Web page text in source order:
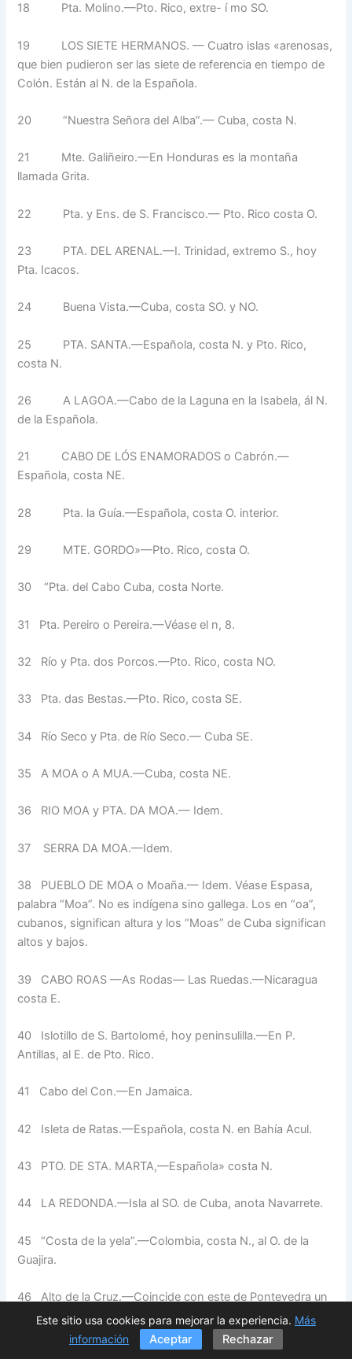
18 Pta. Molino.—Pto. Rico, extre- í mo SO.
19 LOS SIETE HERMANOS. — Cuatro islas «arenosas,
que bien pudieron ser las siete de refe­rencia en tiempo de
Colón. Están al N. de la Española.
20“Nuestra Señora del Alba”.— Cuba, costa N.
21 Mte. Galiñeiro.—En Honduras es la montaña
llamada Grita.
22 Pta. y Ens. de S. Francisco.— Pto. Rico costa O.
23 PTA. DEL ARENAL.—I. Tri­nidad, extremo S., hoy
Pta. Icacos.
24 Buena Vista.—Cuba, costa SO. y NO.
25 PTA. SANTA.—Española, cos­ta N. y Pto. Rico,
costa N.
26 A LAGOA.—Cabo de la Lagu­na en la Isabela, ál N.
de la Española.
21 CABO DE LÓS ENAMORA­DOS o Cabrón.—
Española, cos­ta NE.
28 Pta. la Guía.—Española, costa O. interior.
29 MTE. GORDO»—Pto. Rico, cos­ta O.
30“Pta. del Cabo Cuba, costa Norte.
31 Pta. Pereiro o Pereira.—Véase el n, 8.
32 Río y Pta. dos Porcos.—Pto. Ri­co, costa NO.
33 Pta. das Bestas.—Pto. Rico, cos­ta SE.
34 Río Seco y Pta. de Río Seco.— Cuba SE.
35A MOA o A MUA.—Cuba, cos­ta NE.
36 RIO MOA y PTA. DA MOA.— Idem.
37 SERRA DA MOA.—Idem.
38 PUEBLO DE MOA o Moaña.— Idem. Véase Espasa,
palabra “Moa”. No es indígena sino gallega. Los en “oa”,
cubanos, signifi­can altura y los “Moas” de Cuba significan
altos y bajos.
39 CABO ROAS —As Rodas— Las Ruedas.—Nicaragua
costa E.
40 Islotillo de S. Bartolomé, hoy peninsulilla.—En P.
Antillas, al E. de Pto. Rico.
41 Cabo del Con.—En Jamaica.
42 Isleta de Ratas.—Española, cos­ta N. en Bahía Acul.
43 PTO. DE STA. MARTA,—Es­pañola» costa N.
44 LA REDONDA.—Isla al SO. de Cuba, anota Navarrete.
45“Costa de la yela”.—Colombia, costa N., al O. de la
Guajira.
46Alto de la Cruz.—Coincide con este de Pontevedra un
cabo lla­mado por Colón Alto y Bajo, costa N. de la
Española.
Este sitio usa cookies para mejorar la experiencia. Más
información
Aceptar Rechazar